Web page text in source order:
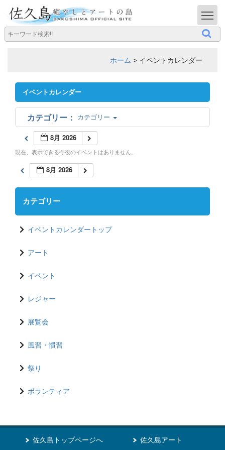
ホーム > イベントカレンダー
イベントカレンダー
カテゴリー
8月 2026
現在、表示できる今後のイベントはありません。
8月 2026
カテゴリー
イベントカレンダートップ
アート
イベント
レジャー
展覧会
風習・慣習
祭り
ボランティア
佐久島トップページへ 佐久島アート